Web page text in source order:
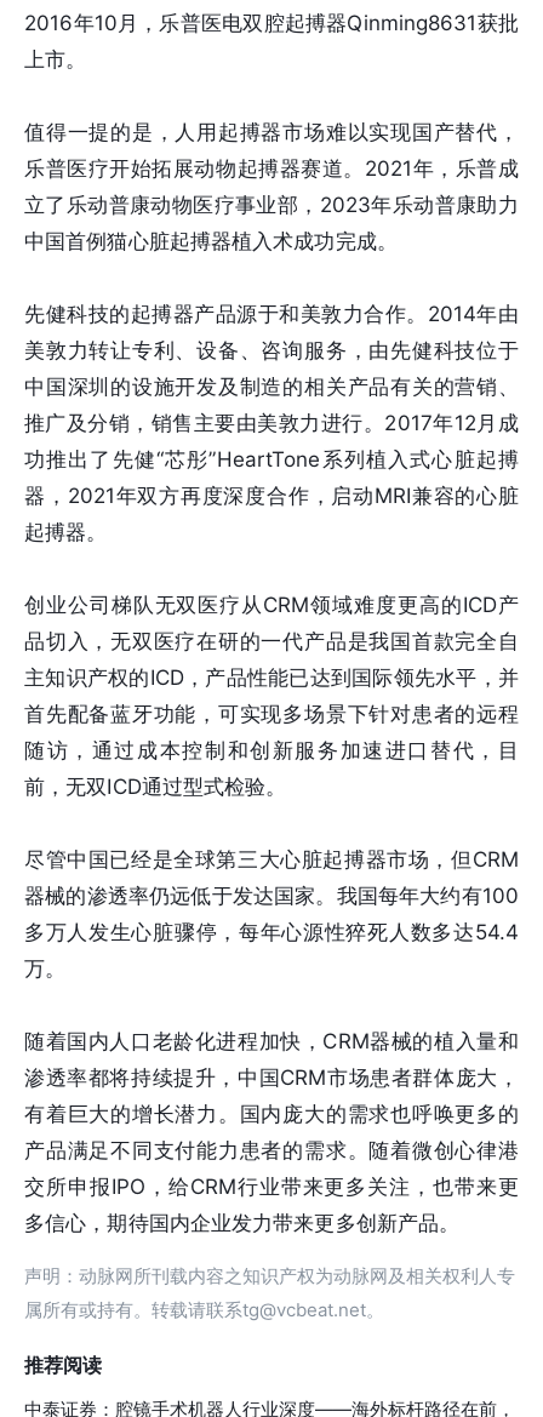
2016年10月，乐普医电双腔起搏器Qinming8631获批
上市。
值得一提的是，人用起搏器市场难以实现国产替代，
乐普医疗开始拓展动物起搏器赛道。2021年，乐普成
立了乐动普康动物医疗事业部，2023年乐动普康助力
中国首例猫心脏起搏器植入术成功完成。
先健科技的起搏器产品源于和美敦力合作。2014年由
美敦力转让专利、设备、咨询服务，由先健科技位于
中国深圳的设施开发及制造的相关产品有关的营销、
推广及分销，销售主要由美敦力进行。2017年12月成
功推出了先健“芯彤”HeartTone系列植入式心脏起搏
器，2021年双方再度深度合作，启动MRI兼容的心脏
起搏器。
创业公司梯队无双医疗从CRM领域难度更高的ICD产
品切入，无双医疗在研的一代产品是我国首款完全自
主知识产权的ICD，产品性能已达到国际领先水平，并
首先配备蓝牙功能，可实现多场景下针对患者的远程
随访，通过成本控制和创新服务加速进口替代，目
前，无双ICD通过型式检验。
尽管中国已经是全球第三大⼼脏起搏器市场，但CRM
器械的渗透率仍远低于发达国家。我国每年大约有100
多万人发生心脏骤停，每年心源性猝死人数多达54.4
万。
随着国内人口老龄化进程加快，CRM器械的植入量和
渗透率都将持续提升，中国CRM市场患者群体庞大，
有着巨大的增长潜力。国内庞大的需求也呼唤更多的
产品满足不同支付能力患者的需求。随着微创心律港
交所申报IPO，给CRM行业带来更多关注，也带来更
多信心，期待国内企业发力带来更多创新产品。
声明：动脉网所刊载内容之知识产权为动脉网及相关权利人专
属所有或持有。转载请联系tg@vcbeat.net。
推荐阅读
中泰证券：腔镜手术机器人行业深度——海外标杆路径在前，